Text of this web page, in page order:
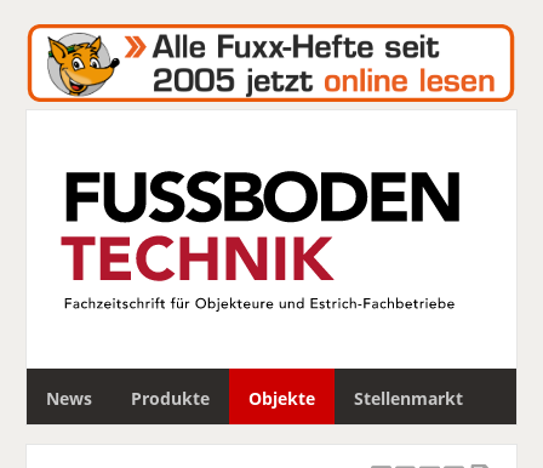
News Produkte Objekte Stellenmarkt
c